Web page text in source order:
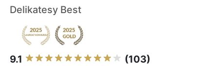
Delikatesy Best
9.1 (103)